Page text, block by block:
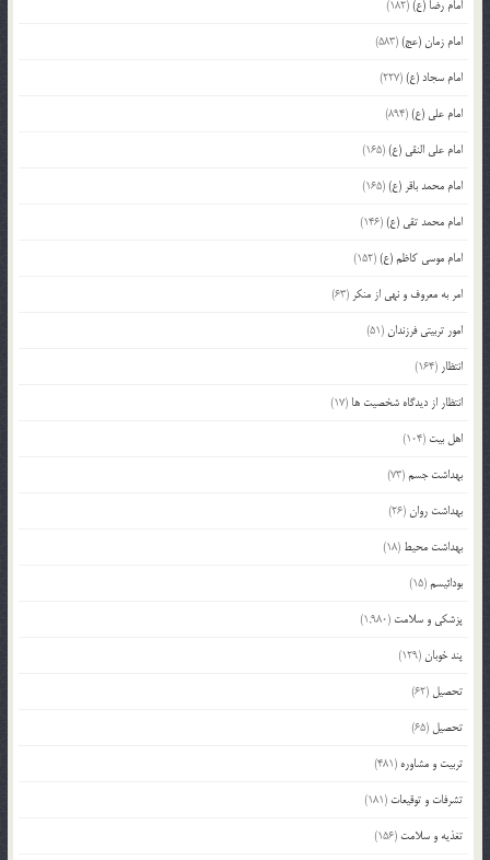
امام رضا (ع)(182)
امام زمان (عج)(583)
امام سجاد (ع)(227)
امام علی (ع)(894)
امام علی النقی (ع)(165)
امام محمد باقر (ع)(165)
امام محمد تقی (ع)(146)
امام موسی کاظم (ع)(152)
امر به معروف و نهی از منکر (63)
امور تربیتی فرزندان(51)
انتظار (164)
انتظار از دیدگاه شخصیت ها (17)
اهل بیت (104)
بهداشت جسم(73)
بهداشت روان(26)
بهداشت محیط (18)
بودائیسم(15)
پزشکی و سلامت (1,980)
پند خوبان(129)
تحصیل (62)
تحصیل (65)
تربیت و مشاوره (481)
تشرفات و توقیعات (181)
تغذیه و سلامت (156)